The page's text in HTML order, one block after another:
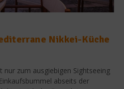
Nikkei-Küche
nur zum ausgiebigen Sightseeing
abseits der